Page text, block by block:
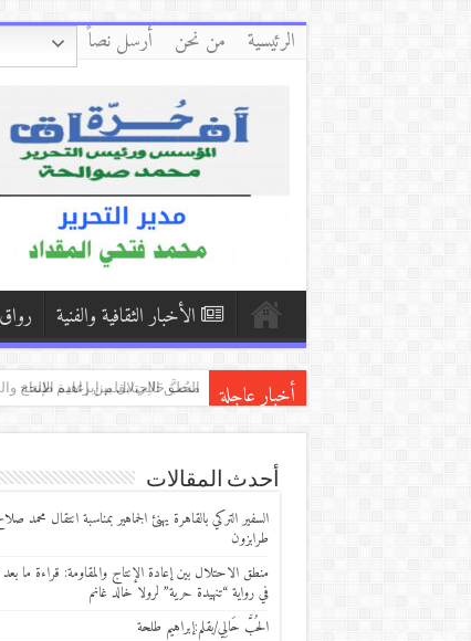
الرئيسية من نحن أرسل نصاً
الأخبار الثقافية والفنية
أخبار عاجلة الحُبَّ حَالِي/بقلم:إبراهيم طلحة
حلم مقطوع/بقلم: وداد حيدر(
الشاعرة اللبنانية الدكتورة
أحدث المقالات
السفير التركي بالقاهرة يهنئ الجماهير بمناسبة انتقال محمد
طرابزون
منطق الاحتلال بين إعادة الإنتاج والمقاومة: قراءة ما بعد
في رواية “تنهيدة حرية” لرولا خالد غانم
الحُبَّ حَالِي/بقلم:إبراهيم طلحة